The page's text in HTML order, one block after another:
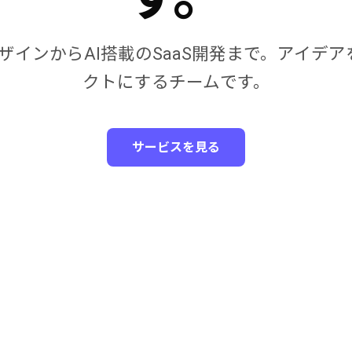
インからAI搭載のSaaS開発まで。アイデア
クトにするチームです。
サービスを見る